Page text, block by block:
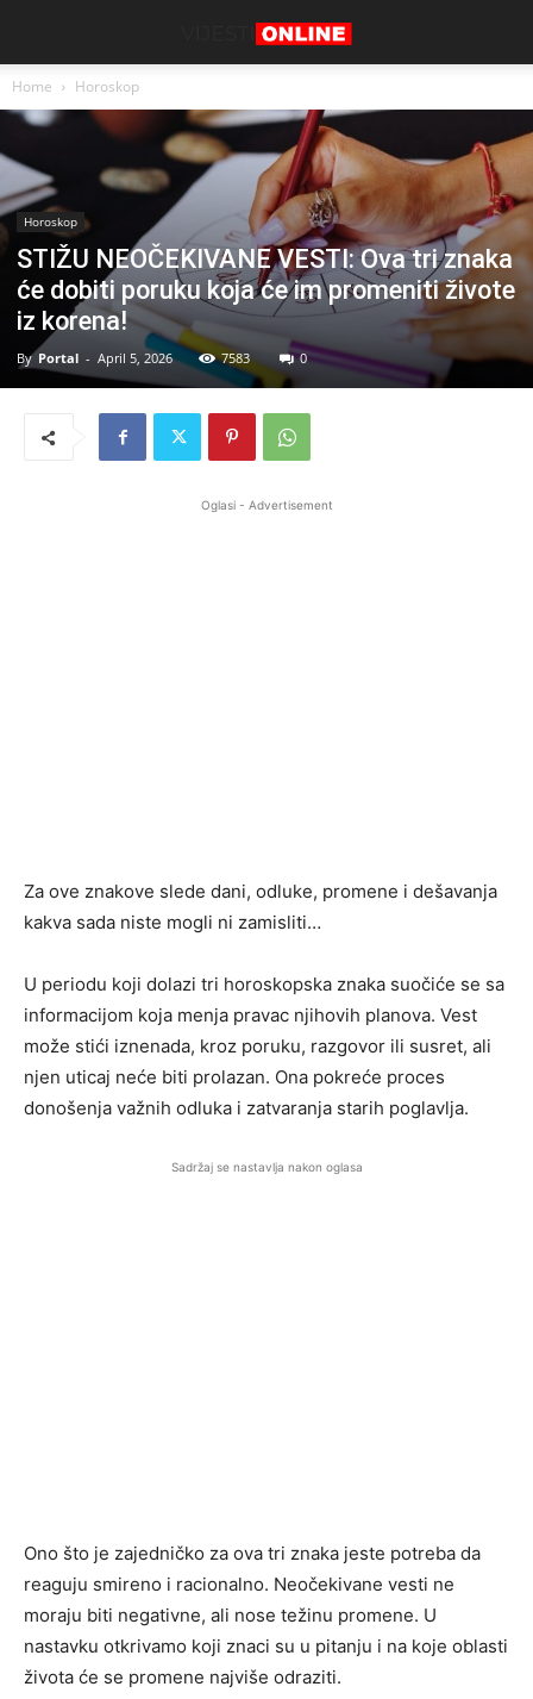
Home Horoskop
Horoskop
STIŽU NEOČEKIVANE VESTI: Ova tri znaka
će dobiti poruku koja će im promeniti živote
iz korena!
By Portal - April 5, 2026 7583 0
Oglasi - Advertisement
Za ove znakove slede dani, odluke, promene i dešavanja
kakva sada niste mogli ni zamisliti…
U periodu koji dolazi tri horoskopska znaka suočiće se sa
informacijom koja menja pravac njihovih planova. Vest
može stići iznenada, kroz poruku, razgovor ili susret, ali
njen uticaj neće biti prolazan. Ona pokreće proces
donošenja važnih odluka i zatvaranja starih poglavlja.
Sadržaj se nastavlja nakon oglasa
Ono što je zajedničko za ova tri znaka jeste potreba da
reaguju smireno i racionalno. Neočekivane vesti ne
moraju biti negativne, ali nose težinu promene. U
nastavku otkrivamo koji znaci su u pitanju i na koje oblasti
života će se promene najviše odraziti.